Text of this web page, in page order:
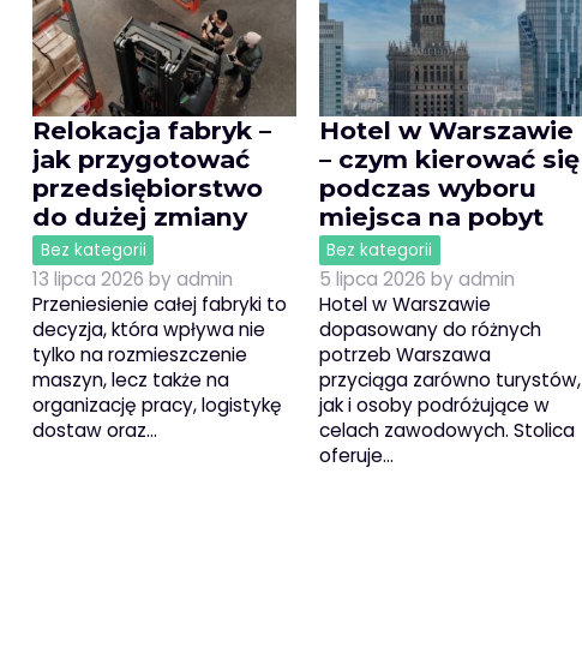
Relokacja fabryk –
jak przygotować
przedsiębiorstwo
do dużej zmiany
Bez kategorii
13 lipca 2026 byadmin
Przeniesienie całej fabryki to
decyzja, która wpływa nie
tylko na rozmieszczenie
maszyn, lecz także na
organizację pracy, logistykę
dostaw oraz…
Hotel w Warszawie
– czym kierować się
podczas wyboru
miejsca na pobyt
Bez kategorii
5 lipca 2026 byadmin
Hotel w Warszawie
dopasowany do różnych
potrzeb Warszawa
przyciąga zarówno turystów,
jak i osoby podróżujące w
celach zawodowych. Stolica
oferuje…